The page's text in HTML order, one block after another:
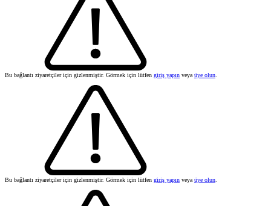
Bu bağlantı ziyaretçiler için gizlenmiştir. Görmek için lütfen giriş yapın veyaüye olun.
Bu bağlantı ziyaretçiler için gizlenmiştir. Görmek için lütfen giriş yapın veyaüye olun.